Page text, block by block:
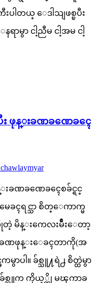
တယ္ ေဒါသျဖစ္ၿပီး
မွာ ငါ့ညီမ ငါ့အမ ငါ့
ဖုန္းခဏခဏေခၚေ
ခဏခဏေခၚေစခ်င္ရင္
ခၚရင္သာ စိတ္ေကာက္မ
တဲ့ မိန္းကေလးမ်ိဳးေတာ့
ခဏဖုန္းေခၚတာကို(အ
ာပါ။ ခ်စ္သူ႔ရဲ႕ စိတ္ထဲမွာ
ခ်စ္သူက ကိုယ့္ကို မၾကာခ